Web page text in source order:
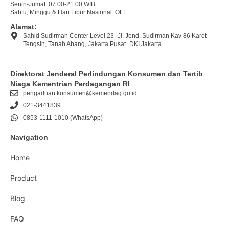
Senin-Jumat: 07:00-21:00 WIB
Sabtu, Minggu & Hari Libur Nasional: OFF
Alamat:
Sahid Sudirman Center Level 23 Jl. Jend. Sudirman Kav 86 Karet
Tengsin, Tanah Abang, Jakarta Pusat DKI Jakarta
Direktorat Jenderal Perlindungan Konsumen dan Tertib
Niaga Kementrian Perdagangan RI
pengaduan.konsumen@kemendag.go.id
021-3441839
0853-1111-1010 (WhatsApp)
Navigation
Home
Product
Blog
FAQ